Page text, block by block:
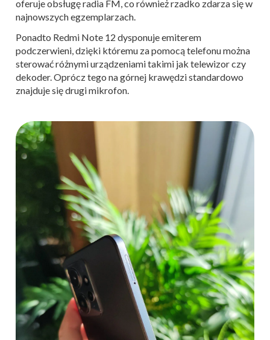
oferuje obsługę radia FM, co również rzadko zdarza się w
najnowszych egzemplarzach.
Ponadto Redmi Note 12 dysponuje emiterem
podczerwieni, dzięki któremu za pomocą telefonu można
sterować różnymi urządzeniami takimi jak telewizor czy
dekoder. Oprócz tego na górnej krawędzi standardowo
znajduje się drugi mikrofon.